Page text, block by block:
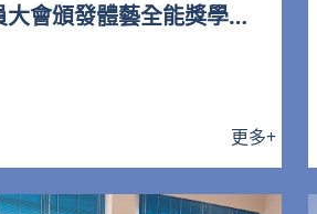
大會頒發體藝全能獎學金
更多+